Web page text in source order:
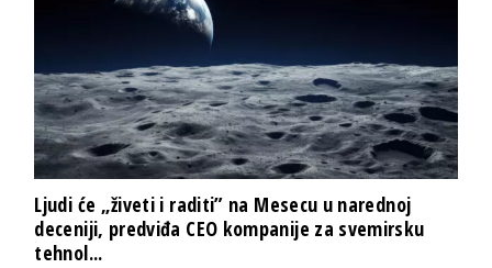
Ljudi će „živeti i raditi” na Mesecu u narednoj
deceniji, predviđa CEO kompanije za svemirsku
tehnol...